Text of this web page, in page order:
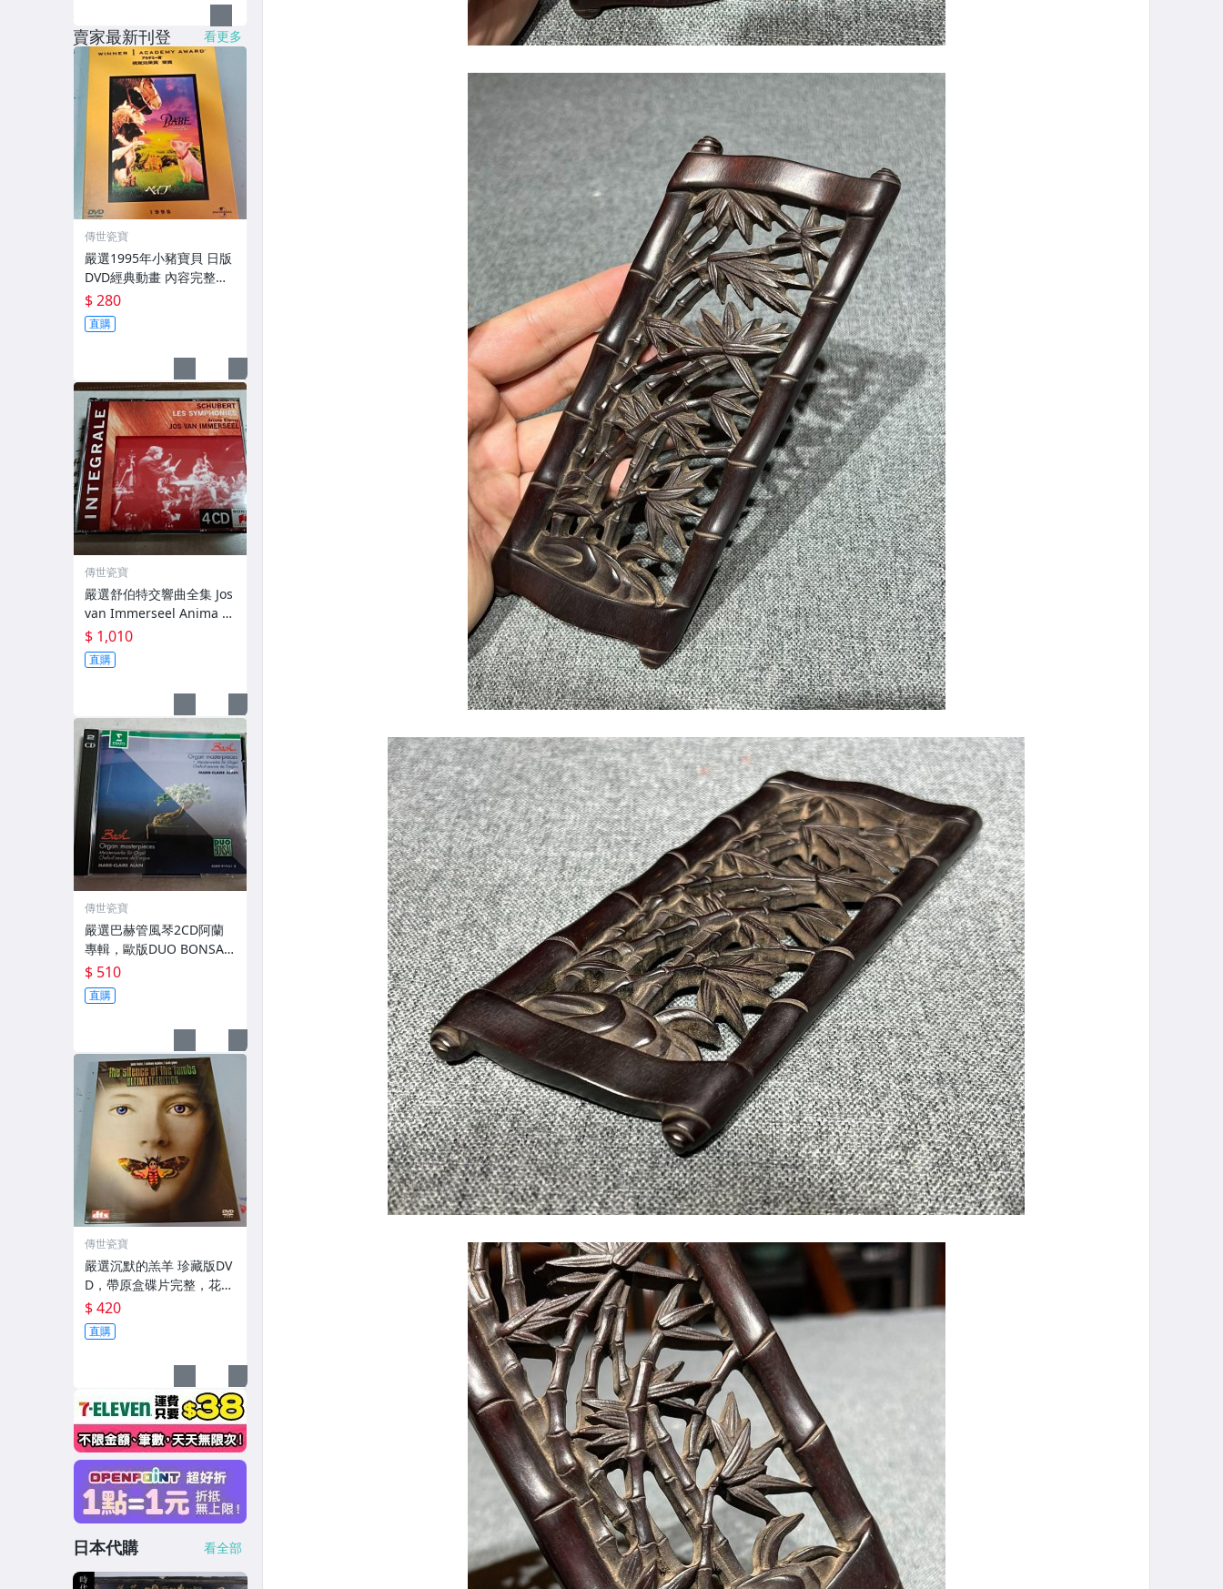
賣家最新刊登 看更多
傳世瓷寶
嚴選1995年小豬寶貝 日版
DVD經典動畫 內容完整雙
音雙譯 小豬寶貝 DVD 奧斯
卡視覺效果獲獎 動物電影
雙語配音字幕
$ 280
直購
傳世瓷寶
嚴選舒伯特交響曲全集 Jos
van Immerseel Anima Et
erna 4CD 索尼古典版 新
品盤面光潔 報告正常 聽覺
無損 本真樂派精心錄
$ 1,010
直購
傳世瓷寶
嚴選巴赫管風琴2CD阿蘭
專輯，歐版DUO BONSAI
系列，盤面如新，音質優
良 名曲全錄 詳細樂迷必收
巴赫 管風琴 曲集
$ 510
直購
傳世瓷寶
嚴選沉默的羔羊 珍藏版DV
D，帶原盒碟片完整，花絮
隨附，全新未損，品味之
選限量推薦 懸疑影視 收藏
佳品 原裝DVD
$ 420
直購
日本代購 看全部